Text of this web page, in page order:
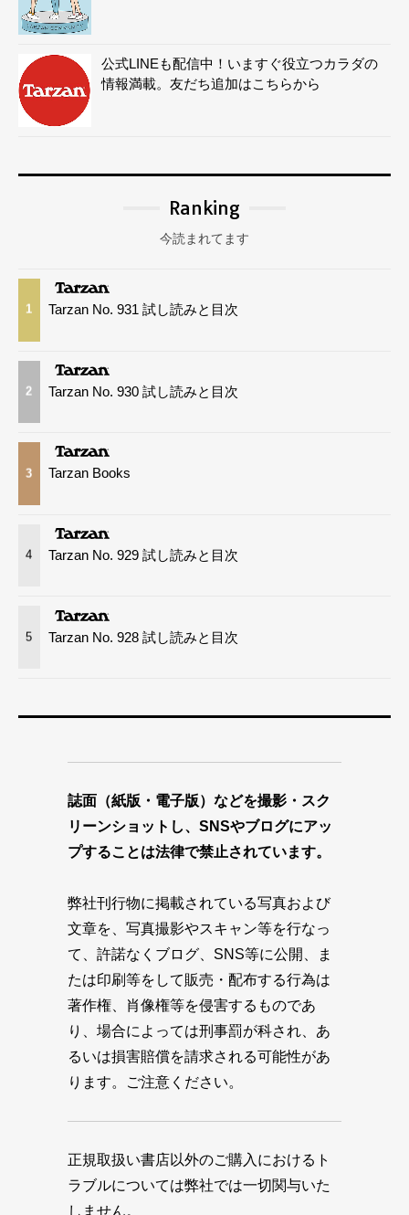
公式LINEも配信中！いますぐ役立つカラダの
情報満載。友だち追加はこちらから
Ranking
今読まれてます
1 Tarzan No. 931 試し読みと目次
2 Tarzan No. 930 試し読みと目次
3 Tarzan Books
4 Tarzan No. 929 試し読みと目次
5 Tarzan No. 928 試し読みと目次
誌面（紙版・電子版）などを撮影・スク
リーンショットし、SNSやブログにアッ
プすることは法律で禁止されています。
弊社刊行物に掲載されている写真および
文章を、写真撮影やスキャン等を行なっ
て、許諾なくブログ、SNS等に公開、ま
たは印刷等をして販売・配布する行為は
著作権、肖像権等を侵害するものであ
り、場合によっては刑事罰が科され、あ
るいは損害賠償を請求される可能性があ
ります。ご注意ください。
正規取扱い書店以外のご購入におけるト
ラブルについては弊社では一切関与いた
しません。